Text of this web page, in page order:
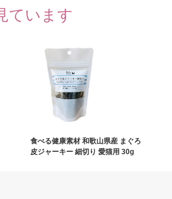
ています
食べる健康素材 和歌山県産 まぐろ
皮ジャーキー 細切り 愛猫用 30g